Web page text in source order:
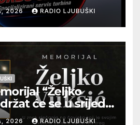
u Ljubuškom
2026 RADIO LJUBUŠKI
“Željko
će se u srijedu
u Otoku
2026 RADIO LJUBUŠKI